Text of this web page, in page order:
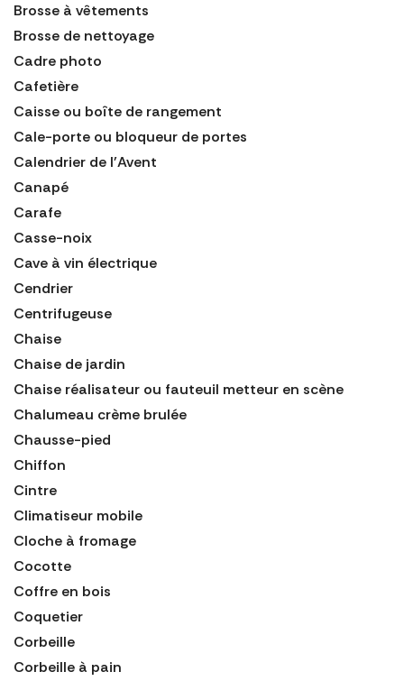
Brosse à vêtements
Brosse de nettoyage
Cadre photo
Cafetière
Caisse ou boîte de rangement
Cale-porte ou bloqueur de portes
Calendrier de l'Avent
Canapé
Carafe
Casse-noix
Cave à vin électrique
Cendrier
Centrifugeuse
Chaise
Chaise de jardin
Chaise réalisateur ou fauteuil metteur en scène
Chalumeau crème brulée
Chausse-pied
Chiffon
Cintre
Climatiseur mobile
Cloche à fromage
Cocotte
Coffre en bois
Coquetier
Corbeille
Corbeille à pain